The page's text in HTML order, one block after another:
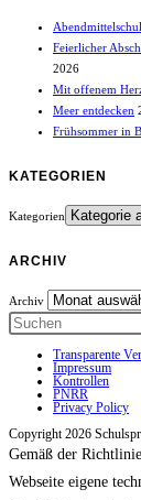
Feierlicher
2026
Mit offenem
Meer entdecken
Frühsommer in
KATEGORIEN
Kategorien
ARCHIV
Archiv
Transparente
Impressum
Kontrollen
PNRR
Privacy Policy
Copyright 2026
Gemäß der
Webseite eigene